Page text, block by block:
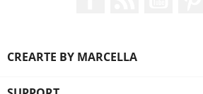
CREARTE BY MARCELLA